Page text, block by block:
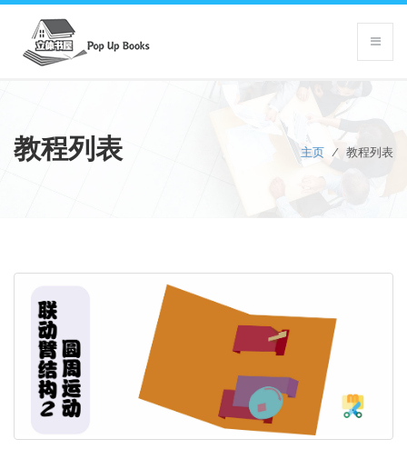
教程列表 主页 / 教程列表